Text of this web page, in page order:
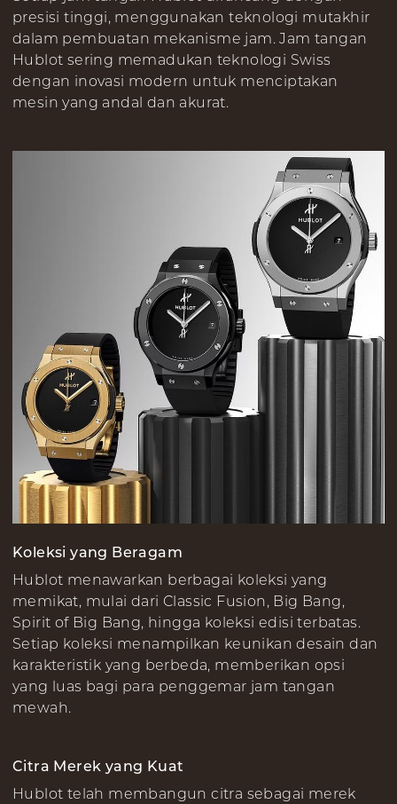
presisi tinggi, menggunakan teknologi mutakhir
dalam pembuatan mekanisme jam. Jam tangan
Hublot sering memadukan teknologi Swiss
dengan inovasi modern untuk menciptakan
mesin yang andal dan akurat.
Koleksi yang Beragam
Hublot menawarkan berbagai koleksi yang
memikat, mulai dari Classic Fusion, Big Bang,
Spirit of Big Bang, hingga koleksi edisi terbatas.
Setiap koleksi menampilkan keunikan desain dan
karakteristik yang berbeda, memberikan opsi
yang luas bagi para penggemar jam tangan
mewah.
Citra Merek yang Kuat
Hublot telah membangun citra sebagai merek